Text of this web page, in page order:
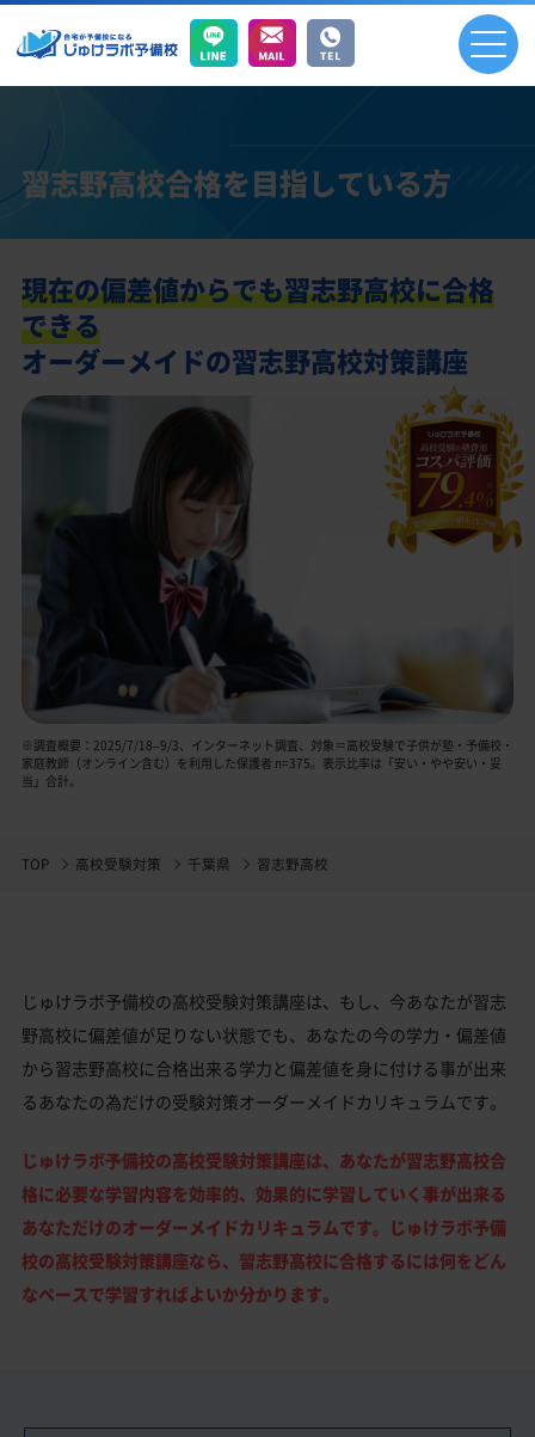
習志野高校合格を目指している方
現在の偏差値からでも習志野高校に合格
できる
オーダーメイドの習志野高校対策講座
※調査概要：2025/7/18–9/3、インターネット調査、対象＝高校受験で子供が塾・予備校・
家庭教師（オンライン含む）を利用した保護者 n=375。表示比率は「安い・やや安い・妥
当」合計。
TOP 高校受験対策 千葉県 習志野高校
じゅけラボ予備校の高校受験対策講座は、もし、今あなたが習志
野高校に偏差値が足りない状態でも、あなたの今の学力・偏差値
から習志野高校に合格出来る学力と偏差値を身に付ける事が出来
るあなたの為だけの受験対策オーダーメイドカリキュラムです。
じゅけラボ予備校の高校受験対策講座は、あなたが習志野高校合
格に必要な学習内容を効率的、効果的に学習していく事が出来る
あなただけのオーダーメイドカリキュラムです。じゅけラボ予備
校の高校受験対策講座なら、習志野高校に合格するには何をどん
なペースで学習すればよいか分かります。